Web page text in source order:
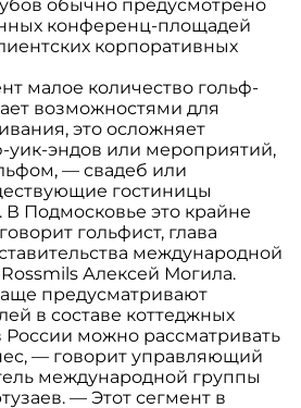
обычно предусмотрено
конференц-площадей
корпоративных
малое количество гольф-
возможностями для
это осложняет
уик-эндов или мероприятий,
— свадеб или
гостиницы
В Подмосковье это крайне
гольфист, глава
международной
Алексей Могила.
предусматривают
в составе коттеджных
России можно рассматривать
— говорит управляющий
международной группы
— Этот сегмент в